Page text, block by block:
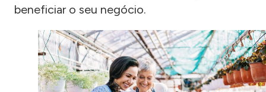
beneficiar o seu negócio.